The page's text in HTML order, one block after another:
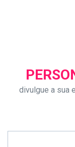
divulgue a sua